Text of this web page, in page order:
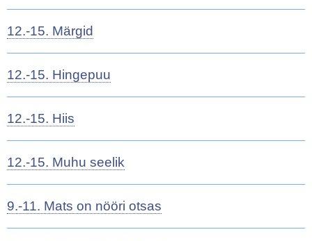
12.-15. Märgid
12.-15. Hingepuu
12.-15. Hiis
12.-15. Muhu seelik
9.-11. Mats on nööri otsas